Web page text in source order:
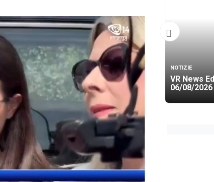
NOTIZIE
VR News
06/08/2026